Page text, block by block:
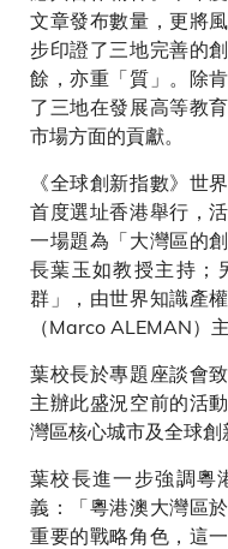
文章發布數量，更將
步印證了三地完善的
餘，亦重「質」。除
了三地在發展高等教
市場方面的貢獻。
《全球創新指數》世
首度選址香港舉行，
一場題為「大灣區的
長葉玉如教授主持；
群」，由世界知識產
（Marco ALEMAN）主
葉校長於專題座談會
主辦此盛況空前的活
灣區核心城市及全球創
葉校長進一步強調粵
義：「粵港澳大灣區
重要的戰略角色，這